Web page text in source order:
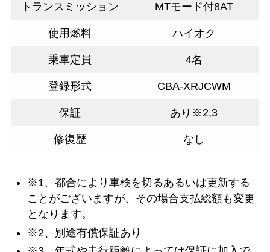
トランスミッション MTモード付8AT
使用燃料 ハイオク
乗車定員 4名
登録形式 CBA-XRJCWM
保証 あり※2,3
修復歴 なし
※1、都合により車検を切るあるいは更新する
ことがございますが、その場合支払総額も変更
となります。
※2、別途有償保証あり